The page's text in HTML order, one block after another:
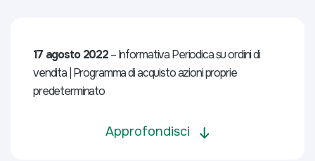
17 agosto 2022– Informativa Periodica su ordini di
vendita | Programma di acquisto azioni proprie
predeterminato
Approfondisci